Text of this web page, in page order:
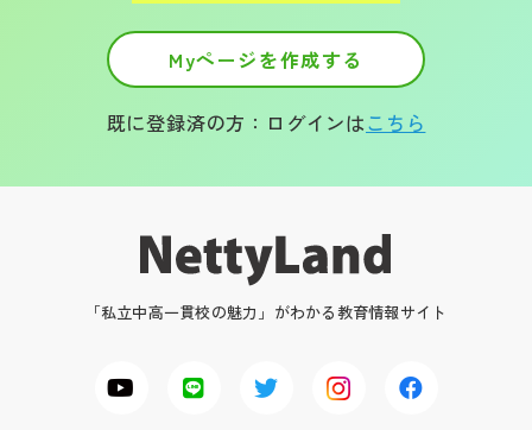
Myページを作成する
既に登録済の方：ログインはこちら
「私立中高一貫校の魅力」がわかる教育情報サイト